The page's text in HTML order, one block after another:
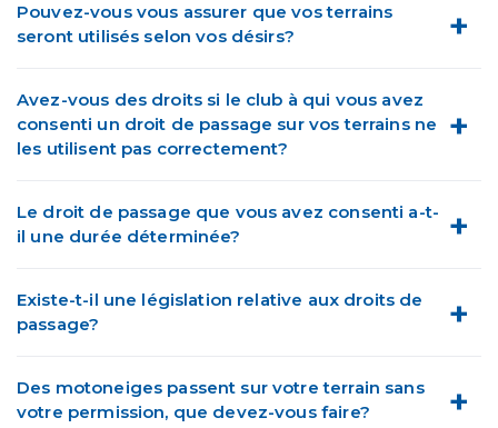
Pouvez-vous vous assurer que vos terrains
seront utilisés selon vos désirs?
Avez-vous des droits si le club à qui vous avez
consenti un droit de passage sur vos terrains ne
les utilisent pas correctement?
Le droit de passage que vous avez consenti a-t-
il une durée déterminée?
Existe-t-il une législation relative aux droits de
passage?
Des motoneiges passent sur votre terrain sans
votre permission, que devez-vous faire?